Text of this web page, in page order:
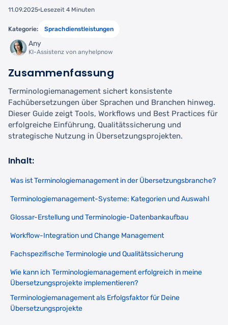
11.09.2025 Lesezeit 4 Minuten
Kategorie: Sprachdienstleistungen
Any
KI-Assistenz von anyhelpnow
Zusammenfassung
Terminologiemanagement sichert konsistente
Fachübersetzungen über Sprachen und Branchen hinweg.
Dieser Guide zeigt Tools, Workflows und Best Practices für
erfolgreiche Einführung, Qualitätssicherung und
strategische Nutzung in Übersetzungsprojekten.
Inhalt:
Was ist Terminologiemanagement in der Übersetzungsbranche?
Terminologiemanagement-Systeme: Kategorien und Auswahl
Glossar-Erstellung und Terminologie-Datenbankaufbau
Workflow-Integration und Change Management
Fachspezifische Terminologie und Qualitätssicherung
Wie kann ich Terminologiemanagement erfolgreich in meine
Übersetzungsprojekte implementieren?
Terminologiemanagement als Erfolgsfaktor für Deine
Übersetzungsprojekte